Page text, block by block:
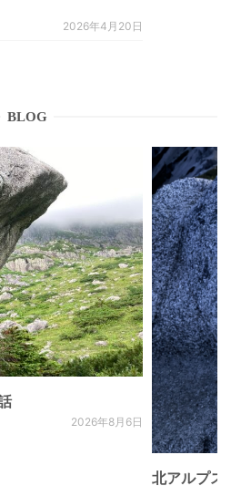
2026年4月20日
BLOG
2026年8月6日
北アルプ